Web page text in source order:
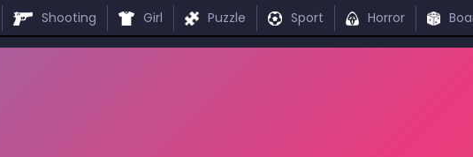
Shooting Girl Puzzle Sport Horror